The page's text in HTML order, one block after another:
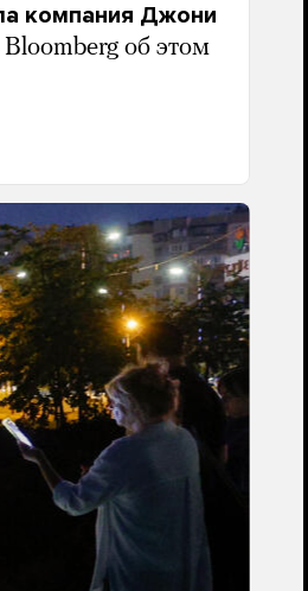
компания Джони
Bloomberg об этом